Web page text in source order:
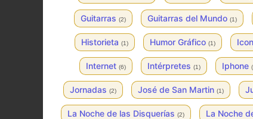
Guitarras (2) Guitarras del Mundo (1)
Historieta (1) Humor Gráfico (1)
Internet (6) Intérpretes (1) Iphone
Jornadas (2) José de San Martin (1)
La Noche de las Disquerías (2) La Noche